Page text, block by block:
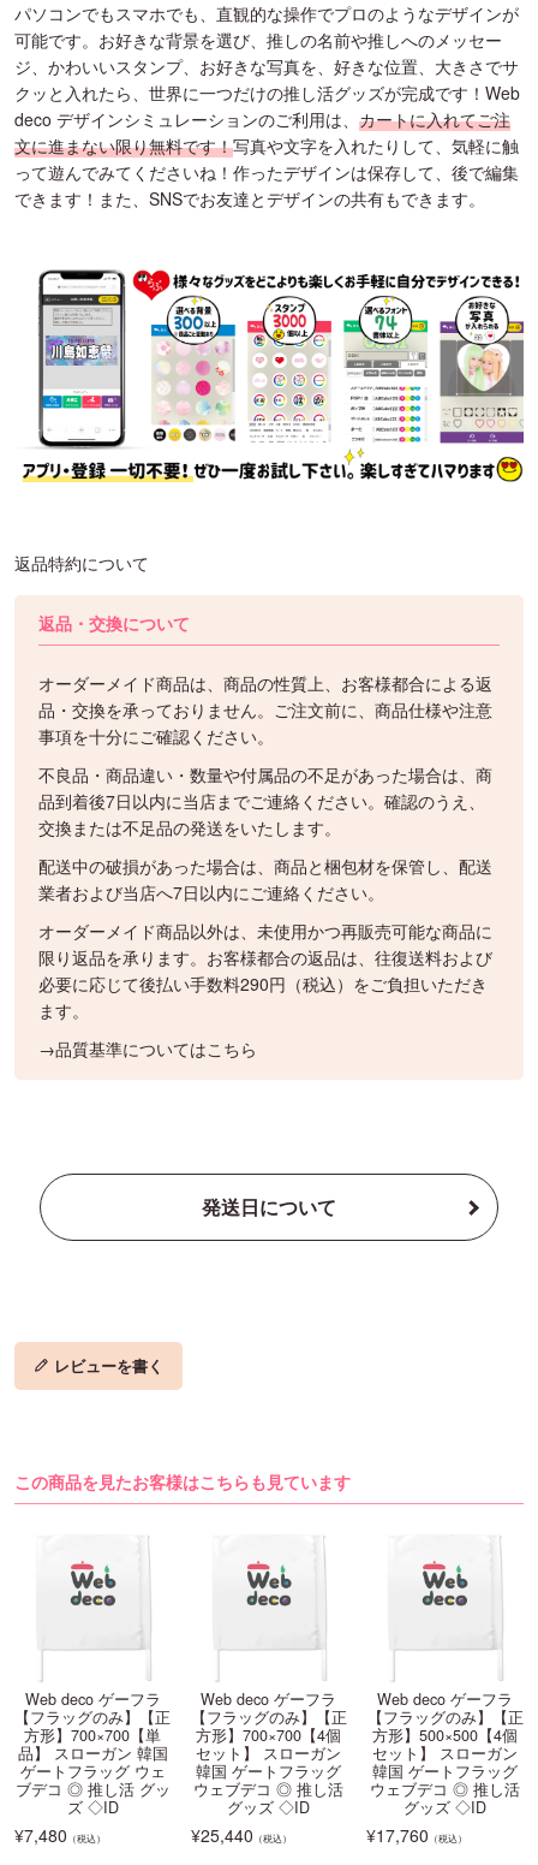
パソコンでもスマホでも、直観的な操作でプロのようなデザインが
可能です。お好きな背景を選び、推しの名前や推しへのメッセー
ジ、かわいいスタンプ、お好きな写真を、好きな位置、大きさでサ
クッと入れたら、世界に一つだけの推し活グッズが完成です！Web
deco デザインシミュレーションのご利用は、 カートに入れてご注
文に進まない限り無料です！写真や文字を入れたりして、気軽に触
って遊んでみてくださいね！作ったデザインは保存して、後で編集
できます！また、SNSでお友達とデザインの共有もできます。
返品特約について
返品・交換について
オーダーメイド商品は、商品の性質上、お客様都合による返
品・交換を承っておりません。ご注文前に、商品仕様や注意
事項を十分にご確認ください。
不良品・商品違い・数量や付属品の不足があった場合は、商
品到着後7日以内に当店までご連絡ください。確認のうえ、
交換または不足品の発送をいたします。
配送中の破損があった場合は、商品と梱包材を保管し、配送
業者および当店へ7日以内にご連絡ください。
オーダーメイド商品以外は、未使用かつ再販売可能な商品に
限り返品を承ります。お客様都合の返品は、往復送料および
必要に応じて後払い手数料290円（税込）をご負担いただき
ます。
→品質基準についてはこちら
発送日について
レビューを書く
この商品を見たお客様はこちらも見ています
Web deco ゲーフラ
【フラッグのみ】【正
方形】700×700【単
品】 スローガン 韓国
ゲートフラッグ ウェ
ブデコ ◎ 推し活 グッ
ズ ◇ID
¥7,480 （税込）
Web deco ゲーフラ
【フラッグのみ】【正
方形】700×700【4個
セット】 スローガン
韓国 ゲートフラッグ
ウェブデコ ◎ 推し活
グッズ ◇ID
¥25,440 （税込）
Web deco ゲーフラ
【フラッグのみ】【正
方形】500×500【4個
セット】 スローガン
韓国 ゲートフラッグ
ウェブデコ ◎ 推し活
グッズ ◇ID
¥17,760 （税込）